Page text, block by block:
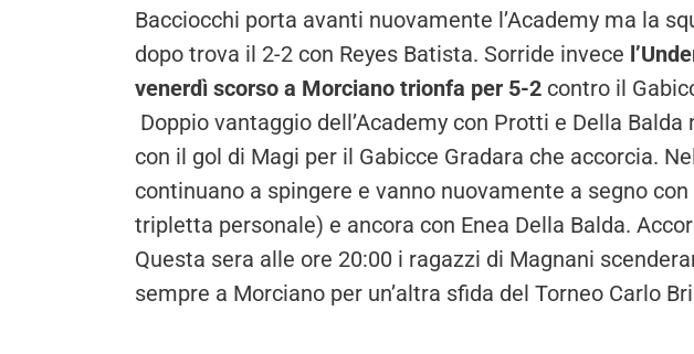
Bacciocchi porta avanti nuovamente l’Academy ma la
dopo trova il 2-2 con Reyes Batista. Sorride invece
venerdì scorso a Morciano trionfa per 5-2 contro il
Doppio vantaggio dell’Academy con Protti e Della
con il gol di Magi per il Gabicce Gradara che accorcia.
continuano a spingere e vanno nuovamente a segno
tripletta personale) e ancora con Enea Della Balda.
Questa sera alle ore 20:00 i ragazzi di Magnani
sempre a Morciano per un’altra sfida del Torneo Carlo